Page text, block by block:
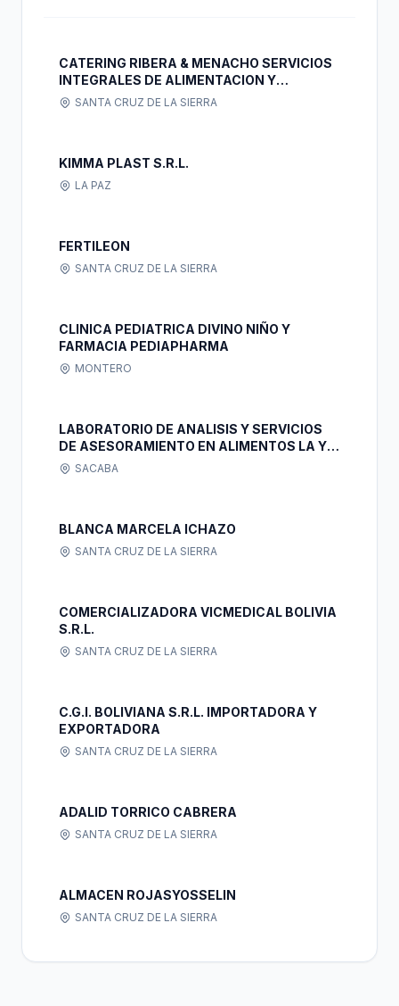
CATERING RIBERA & MENACHO SERVICIOS
INTEGRALES DE ALIMENTACION Y
NUTRICION S.R.L.
SANTA CRUZ DE LA SIERRA
KIMMA PLAST S.R.L.
LA PAZ
FERTILEON
SANTA CRUZ DE LA SIERRA
CLINICA PEDIATRICA DIVINO NIÑO Y
FARMACIA PEDIAPHARMA
MONTERO
LABORATORIO DE ANALISIS Y SERVICIOS
DE ASESORAMIENTO EN ALIMENTOS LA Y
SAA S.R.L.
SACABA
BLANCA MARCELA ICHAZO
SANTA CRUZ DE LA SIERRA
COMERCIALIZADORA VICMEDICAL BOLIVIA
S.R.L.
SANTA CRUZ DE LA SIERRA
C.G.I. BOLIVIANA S.R.L. IMPORTADORA Y
EXPORTADORA
SANTA CRUZ DE LA SIERRA
ADALID TORRICO CABRERA
SANTA CRUZ DE LA SIERRA
ALMACEN ROJASYOSSELIN
SANTA CRUZ DE LA SIERRA